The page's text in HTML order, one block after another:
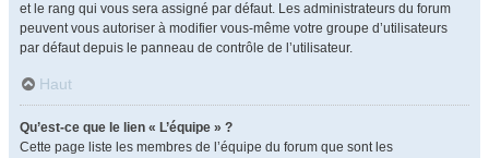
et le rang qui vous sera assigné par défaut. Les administrateurs du forum
peuvent vous autoriser à modifier vous-même votre groupe d’utilisateurs
par défaut depuis le panneau de contrôle de l’utilisateur.
Haut
Qu’est-ce que le lien « L’équipe » ?
Cette page liste les membres de l’équipe du forum que sont les